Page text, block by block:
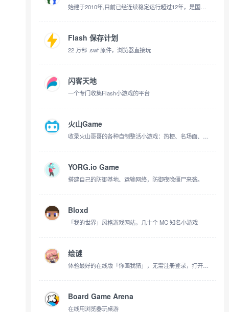
始建于2010年,目前已经连续稳定运行超过12年，是国内专业的休闲游戏站点之一，网站作为全球小游戏资源分享平台，强调经典，不断为用户呈现免费、经典、好玩的休闲游戏。
Flash 保存计划
22 万部 .swf 原件，浏览器直接玩
闪客天地
一个专门收集Flash小游戏的平台
火山Game
收录火山哥哥的各种自制整活小游戏：热梗、名场面、奇怪脑洞，统统做成游戏，搞里头！
YORG.io Game
搭建自己的防御基地、运输网络，防御夜晚僵尸来袭。
Bloxd
「我的世界」风格游戏网站，几十个 MC 知名小游戏
绘谜
体验最好的在线版「你画我猜」，无需注册登录，打开就能玩。
Board Game Arena
在线用浏览器玩桌游